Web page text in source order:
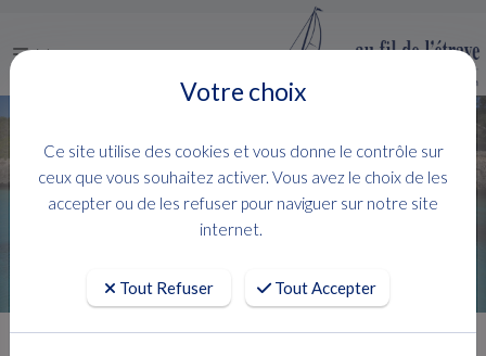
Menu
Votre choix
Ce site utilise des cookies et vous donne le contrôle sur
ceux que vous souhaitez activer. Vous avez le choix de les
accepter ou de les refuser pour naviguer sur notre site
internet.
Tout Refuser Tout Accepter